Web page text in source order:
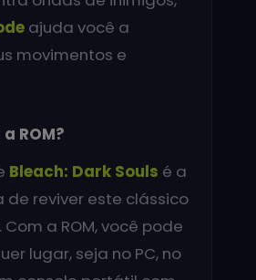
ajuda você a
movimentos e
ROM?
Bleach: Dark Souls é a
de reviver este clássico
Com a ROM, você pode
lugar, seja no PC, no